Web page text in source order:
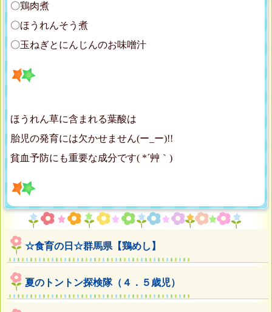
〇鶏肉煮
〇ほうれんそう煮
〇玉ねぎとにんじんのお味噌汁
ほうれん草に含まれる葉酸は
胎児の発育には欠かせません(ー_ー)!!
貧血予防にも重要な成分です( *´艸｀)
☆食育の日☆群馬県【鶏めし】
夏のトントン探検隊（４．５歳児）